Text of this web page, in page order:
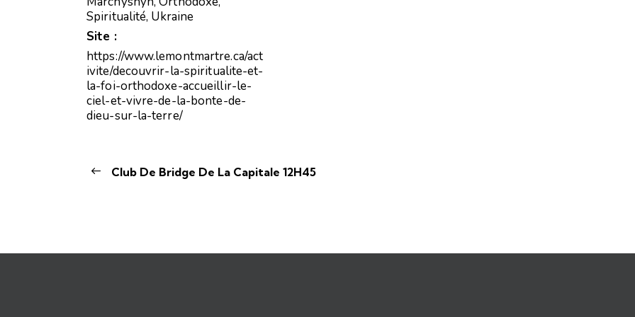
Spiritualité, Ukraine
Site :
https://www.lemontmartre.ca/act
ivite/decouvrir-la-spiritualite-et-
la-foi-orthodoxe-accueillir-le-
ciel-et-vivre-de-la-bonte-de-
dieu-sur-la-terre/
Club De Bridge De La Capitale 12H45